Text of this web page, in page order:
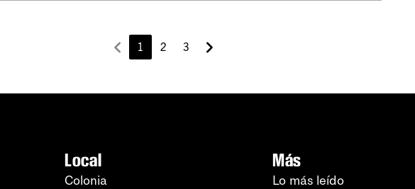
1 2 3
Local
Colonia
Más
Lo más leído